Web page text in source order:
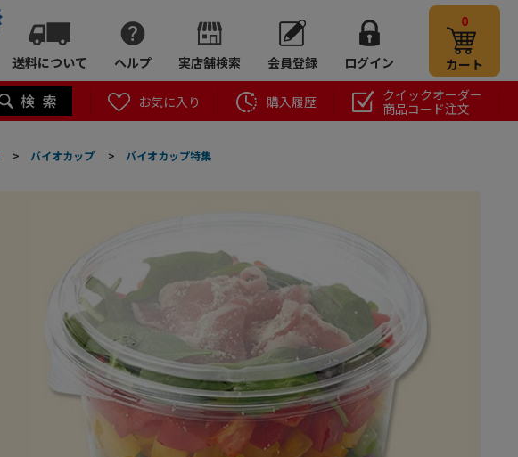
送料について ヘルプ 実店舗検索 会員登録 ログイン
0
カート
お気に入り 購入履歴
クイックオーダー
商品コード注文
> バイオカップ > バイオカップ特集